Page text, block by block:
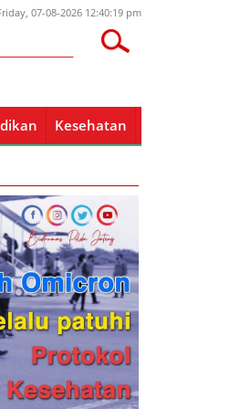
07-08-2026 12:40:19 pm
Kesehatan